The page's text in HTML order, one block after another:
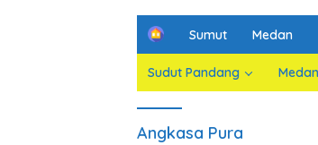
H
m
e
Sumut Medan
Sudut Pandang Medan
Angkasa Pura